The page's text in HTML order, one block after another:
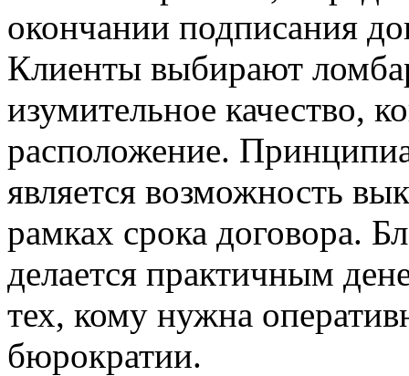
окончании подписания
Клиенты выбирают
изумительное качество,
расположение.
является возможность
рамках срока договора.
делается практичным
тех, кому нужна
бюрократии.